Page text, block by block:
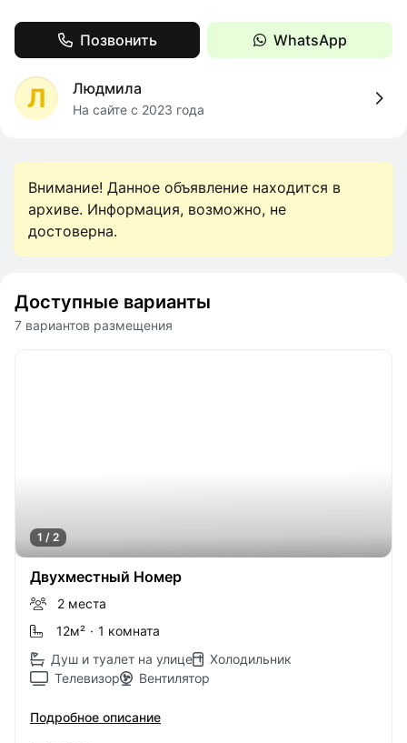
Позвонить WhatsApp
Л Людмила
На сайте с 2023 года
Внимание! Данное объявление находится в
архиве. Информация, возможно, не
достоверна.
Доступные варианты
7 вариантов размещения
1 / 2
Двухместный Номер
2 места
12м² · 1 комната
Душ и туалет на улице
Холодильник
Телевизор
Вентилятор
Подробное описание